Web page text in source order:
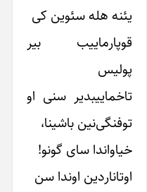
یئنه هله سئوین کی
قوپارماییب بیر
پولیس
تاخماییبدیر سنی او
توفنگی‌نین باشینا،
خیاواندا سای گونو!
اوتاناردین اوندا سن